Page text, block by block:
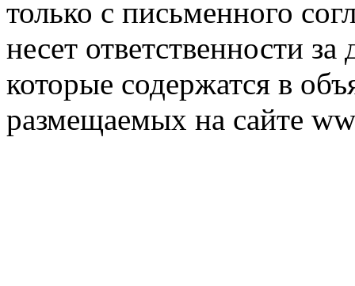
только с письменного
несет ответственности
которые содержатся в
размещаемых на сайте